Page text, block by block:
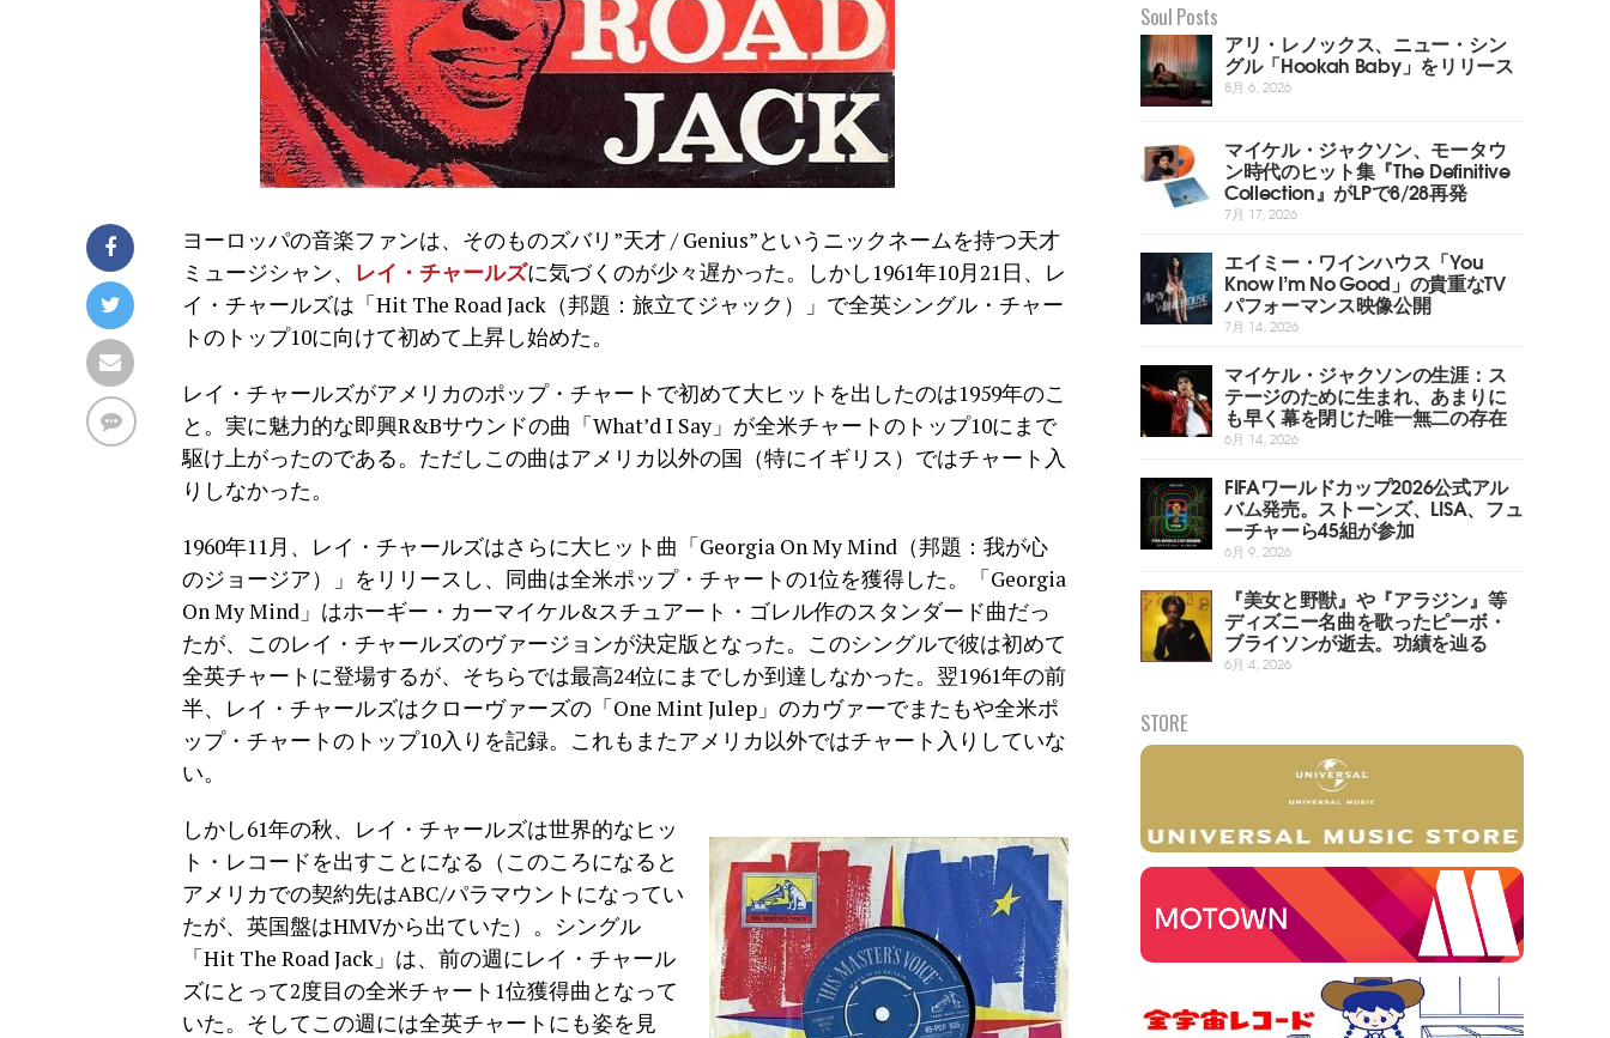
ヨーロッパの音楽ファンは、そのものズバリ”天才 / Genius”というニックネームを持つ天才
ミュージシャン、 レイ・チャールズに気づくのが少々遅かった。しかし1961年10月21日、レ
イ・チャールズは「Hit The Road Jack（邦題：旅立てジャック）」で全英シングル・チャー
トのトップ10に向けて初めて上昇し始めた。
レイ・チャールズがアメリカのポップ・チャートで初めて大ヒットを出したのは1959年のこ
と。実に魅力的な即興R&Bサウンドの曲「What’d I Say」が全米チャートのトップ10にまで
駆け上がったのである。ただしこの曲はアメリカ以外の国（特にイギリス）ではチャート入
りしなかった。
1960年11月、レイ・チャールズはさらに大ヒット曲「Georgia On My Mind（邦題：我が心
のジョージア）」をリリースし、同曲は全米ポップ・チャートの1位を獲得した。「Georgia
On My Mind」はホーギー・カーマイケル&スチュアート・ゴレル作のスタンダード曲だっ
たが、このレイ・チャールズのヴァージョンが決定版となった。このシングルで彼は初めて
全英チャートに登場するが、そちらでは最高24位にまでしか到達しなかった。翌1961年の前
半、レイ・チャールズはクローヴァーズの「One Mint Julep」のカヴァーでまたもや全米ポ
ップ・チャートのトップ10入りを記録。これもまたアメリカ以外ではチャート入りしていな
い。
しかし61年の秋、レイ・チャールズは世界的なヒッ
ト・レコードを出すことになる（このころになると
アメリカでの契約先はABC/パラマウントになってい
たが、英国盤はHMVから出ていた）。シングル
「Hit The Road Jack」は、前の週にレイ・チャール
ズにとって2度目の全米チャート1位獲得曲となって
いた。そしてこの週には全英チャートにも姿を見
Soul Posts
アリ・レノックス、ニュー・シン
グル「Hookah Baby」をリリース
8月 6, 2026
マイケル・ジャクソン、モータウ
ン時代のヒット集『The Definitive
Collection』がLPで8/28再発
7月 17, 2026
エイミー・ワインハウス「You
Know I’m No Good」の貴重なTV
パフォーマンス映像公開
7月 14, 2026
マイケル・ジャクソンの生涯：ス
テージのために生まれ、あまりに
も早く幕を閉じた唯一無二の存在
6月 14, 2026
FIFAワールドカップ2026公式アル
バム発売。ストーンズ、LISA、フュ
ーチャーら45組が参加
6月 9, 2026
『美女と野獣』や『アラジン』等
ディズニー名曲を歌ったピーボ・
ブライソンが逝去。功績を辿る
6月 4, 2026
STORE